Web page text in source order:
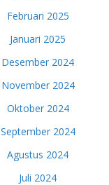
Februari 2025
Januari 2025
Desember 2024
November 2024
Oktober 2024
September 2024
Agustus 2024
Juli 2024